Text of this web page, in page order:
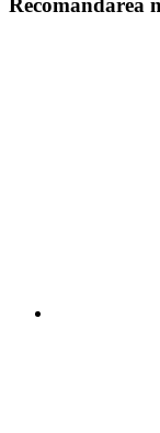
Recomandarea